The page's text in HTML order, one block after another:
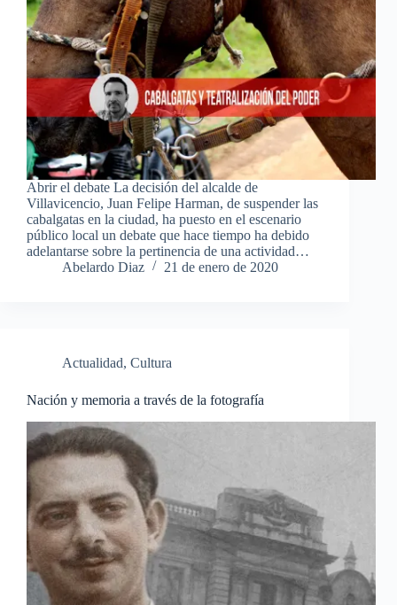
Abrir el debate La decisión del alcalde de
Villavicencio, Juan Felipe Harman, de suspender las
cabalgatas en la ciudad, ha puesto en el escenario
público local un debate que hace tiempo ha debido
adelantarse sobre la pertinencia de una actividad…
Abelardo Diaz
21 de enero de 2020
Actualidad, Cultura
Nación y memoria a través de la fotografía